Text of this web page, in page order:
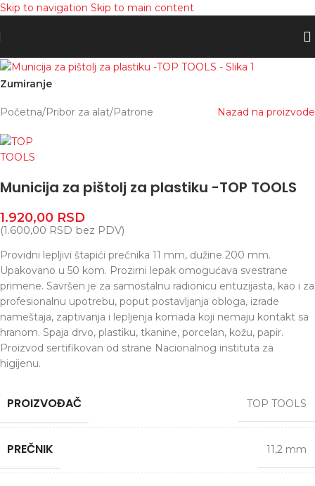
Skip to navigation Skip to main content
Zumiranje
Početna/Pribor za alat/Patrone Nazad na proizvode
Municija za pištolj za plastiku -TOP TOOLS
1.920,00 RSD
(1.600,00 RSD bez PDV)
Providni lepljivi štapići prečnika 11 mm, dužine 200 mm.
Upakovano u 50 kom. Prozirni lepak omogućava svestrane
primene. Savršen je za samostalnu radionicu entuzijasta, kao i za
profesionalnu upotrebu, poput postavljanja obloga, izrade
nameštaja, zaptivanja i lepljenja komada koji nemaju kontakt sa
hranom. Spaja drvo, plastiku, tkanine, porcelan, kožu, papir.
Proizvod sertifikovan od strane Nacionalnog instituta za
higijenu.
PROIZVOĐAČ TOP TOOLS
PREČNIK 11,2 mm